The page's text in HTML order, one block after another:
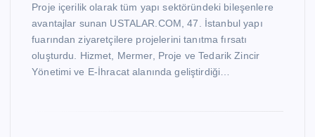
Proje içerilik olarak tüm yapı sektöründeki bileşenlere
avantajlar sunan USTALAR.COM, 47. İstanbul yapı
fuarından ziyaretçilere projelerini tanıtma fırsatı
oluşturdu. Hizmet, Mermer, Proje ve Tedarik Zincir
Yönetimi ve E-İhracat alanında geliştirdiği…